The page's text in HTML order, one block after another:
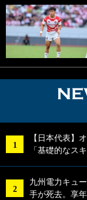
【日本代表】
「基礎的なス
九州電力キュ
手が死去。享